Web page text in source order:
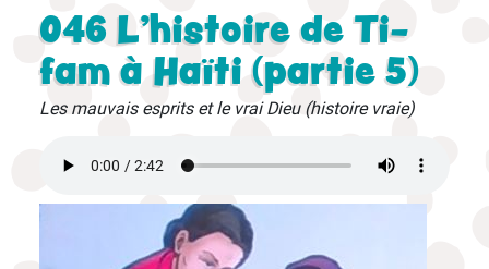
Aventures
Loisirs
046 L'histoire de Ti-
fam à Haïti (partie 5)
Les mauvais esprits et le vrai Dieu (histoire vraie)